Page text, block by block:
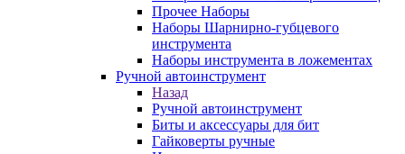
Прочее Наборы
Наборы Шарнирно-губцевого
инструмента
Наборы инструмента в ложементах
Ручной автоинструмент
Назад
Ручной автоинструмент
Биты и аксессуары для бит
Гайковерты ручные